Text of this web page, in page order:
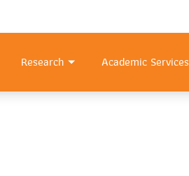
Research Academic Services